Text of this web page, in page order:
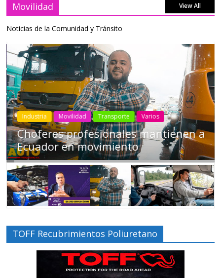
Movilidad View All
Noticias de la Comunidad y Tránsito
Industria Movilidad Transporte Varios
Choferes profesionales mantienen a
Ecuador en movimiento
TOFF Recubrimientos Poliuretano